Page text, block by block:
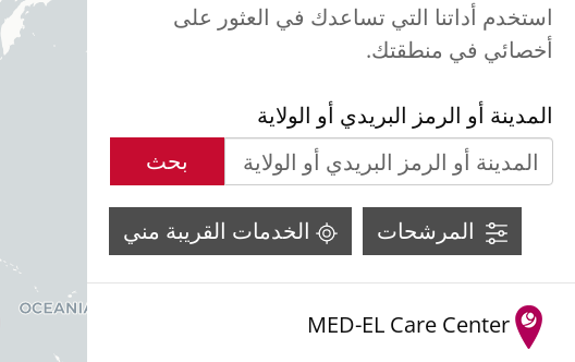
استخدم أداتنا التي تساعدك في العثور على
أخصائي في منطقتك.
المدينة أو الرمز البريدي أو الولاية
بحث
الخدمات القريبة مني المرشحات
MED-EL Care Center